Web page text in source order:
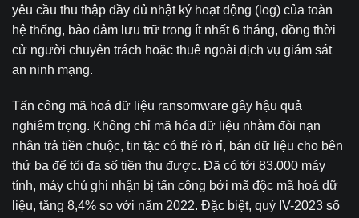
yêu cầu thu thập đầy đủ nhật ký hoạt động (log) của toàn
hệ thống, bảo đảm lưu trữ trong ít nhất 6 tháng, đồng thời
cử người chuyên trách hoặc thuê ngoài dịch vụ giám sát
an ninh mạng.
Tấn công mã hoá dữ liệu ransomware gây hậu quả
nghiêm trọng. Không chỉ mã hóa dữ liệu nhằm đòi nạn
nhân trả tiền chuộc, tin tặc có thể rò rỉ, bán dữ liệu cho bên
thứ ba để tối đa số tiền thu được. Đã có tới 83.000 máy
tính, máy chủ ghi nhận bị tấn công bởi mã độc mã hoá dữ
liệu, tăng 8,4% so với năm 2022. Đặc biệt, quý IV-2023 số